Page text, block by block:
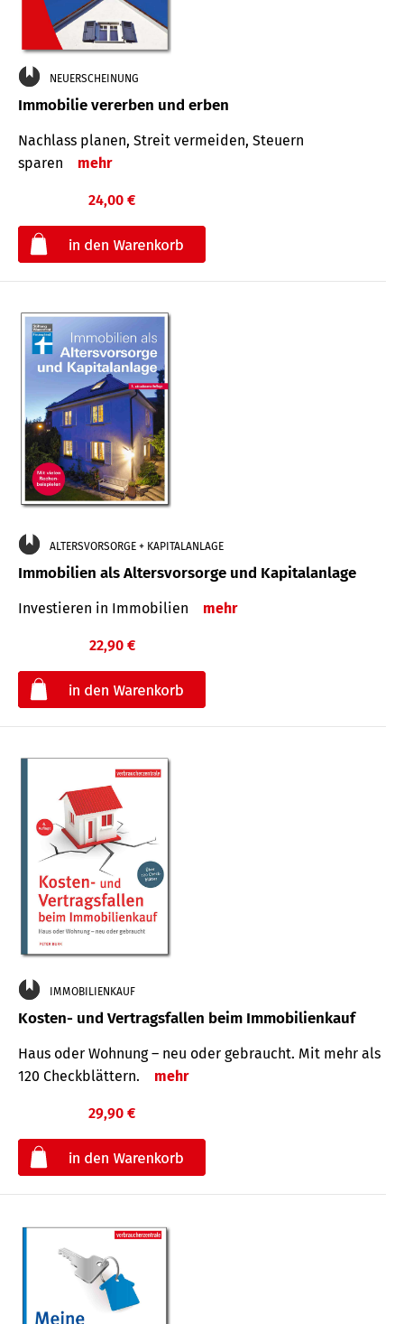
NEUERSCHEINUNG
Immobilie vererben und erben
Nachlass planen, Streit vermeiden, Steuern
sparen
mehr
24,00 €
ALTERSVORSORGE + KAPITALANLAGE
Immobilien als Altersvorsorge und Kapitalanlage
Investieren in Immobilien mehr
22,90 €
IMMOBILIENKAUF
Kosten- und Vertragsfallen beim Immobilienkauf
Haus oder Wohnung – neu oder gebraucht. Mit mehr als
120 Check­blättern.
mehr
29,90 €